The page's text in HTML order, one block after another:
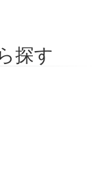
探す